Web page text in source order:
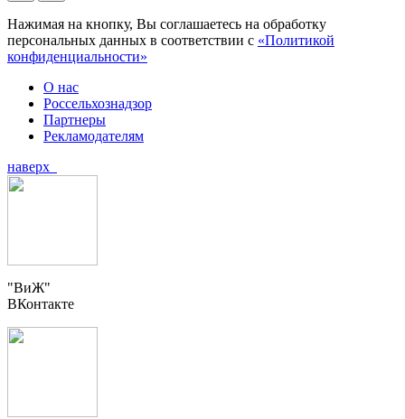
Нажимая на кнопку, Вы соглашаетесь на обработку
персональных данных в соответствии с «Политикой
конфиденциальности»
О нас
Россельхознадзор
Партнеры
Рекламодателям
наверх
"ВиЖ"
ВКонтакте